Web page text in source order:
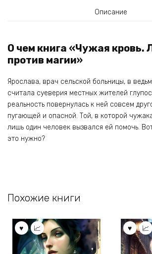
Описание
О чем книга «Чужая кровь.
против магии»
Ярослава, врач сельской больницы, в
считала суеверия местных жителей
реальность повернулась к ней совсем
пугающей и опасной. Той, в которой
лишь один человек вызвался ей помочь.
это нужно?
Похожие книги